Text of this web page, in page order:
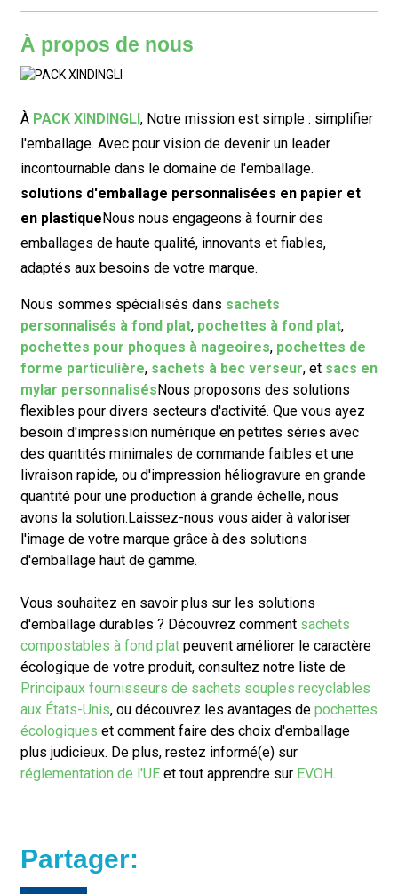
À propos de nous
À PACK XINDINGLI, Notre mission est simple : simplifier
l'emballage. Avec pour vision de devenir un leader
incontournable dans le domaine de l'emballage.
solutions d'emballage personnalisées en papier et
en plastiqueNous nous engageons à fournir des
emballages de haute qualité, innovants et fiables,
adaptés aux besoins de votre marque.
Nous sommes spécialisés dans sachets
personnalisés à fond plat, pochettes à fond plat,
pochettes pour phoques à nageoires, pochettes de
forme particulière, sachets à bec verseur, et sacs en
mylar personnalisésNous proposons des solutions
flexibles pour divers secteurs d'activité. Que vous ayez
besoin d'impression numérique en petites séries avec
des quantités minimales de commande faibles et une
livraison rapide, ou d'impression héliogravure en grande
quantité pour une production à grande échelle, nous
avons la solution.Laissez-nous vous aider à valoriser
l'image de votre marque grâce à des solutions
d'emballage haut de gamme.
Vous souhaitez en savoir plus sur les solutions
d'emballage durables ? Découvrez comment sachets
compostables à fond platpeuvent améliorer le caractère
écologique de votre produit, consultez notre liste de
Principaux fournisseurs de sachets souples recyclables
aux États-Unis, ou découvrez les avantages de pochettes
écologiques et comment faire des choix d'emballage
plus judicieux. De plus, restez informé(e) sur
réglementation de l'UEet tout apprendre sur EVOH.
Partager: